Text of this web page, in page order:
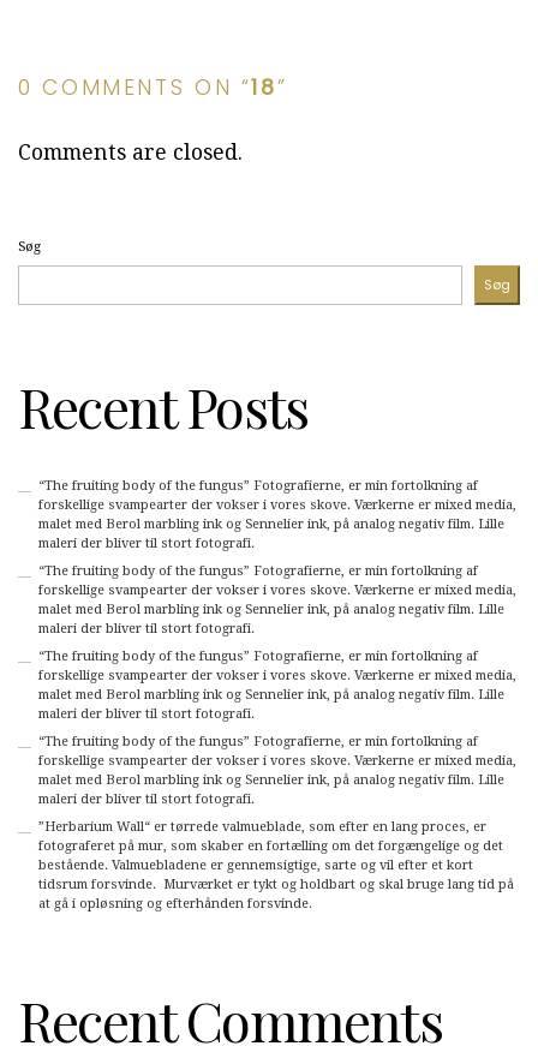
0 COMMENTS ON “18”
Comments are closed.
Søg
Søg
Recent Posts
“The fruiting body of the fungus” Fotografierne, er min fortolkning af
forskellige svampearter der vokser i vores skove. Værkerne er mixed media,
malet med Berol marbling ink og Sennelier ink, på analog negativ film. Lille
maleri der bliver til stort fotografi.
“The fruiting body of the fungus” Fotografierne, er min fortolkning af
forskellige svampearter der vokser i vores skove. Værkerne er mixed media,
malet med Berol marbling ink og Sennelier ink, på analog negativ film. Lille
maleri der bliver til stort fotografi.
“The fruiting body of the fungus” Fotografierne, er min fortolkning af
forskellige svampearter der vokser i vores skove. Værkerne er mixed media,
malet med Berol marbling ink og Sennelier ink, på analog negativ film. Lille
maleri der bliver til stort fotografi.
“The fruiting body of the fungus” Fotografierne, er min fortolkning af
forskellige svampearter der vokser i vores skove. Værkerne er mixed media,
malet med Berol marbling ink og Sennelier ink, på analog negativ film. Lille
maleri der bliver til stort fotografi.
”Herbarium Wall“ er tørrede valmueblade, som efter en lang proces, er
fotograferet på mur, som skaber en fortælling om det forgængelige og det
bestående. Valmuebladene er gennemsigtige, sarte og vil efter et kort
tidsrum forsvinde. Murværket er tykt og holdbart og skal bruge lang tid på
at gå i opløsning og efterhånden forsvinde.
Recent Comments